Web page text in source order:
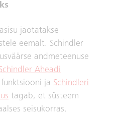
jaotatakse
eemalt. Schindler
andmeteenuse
Aheadi
ja Schindleri
tagab, et süsteem
seisukorras.